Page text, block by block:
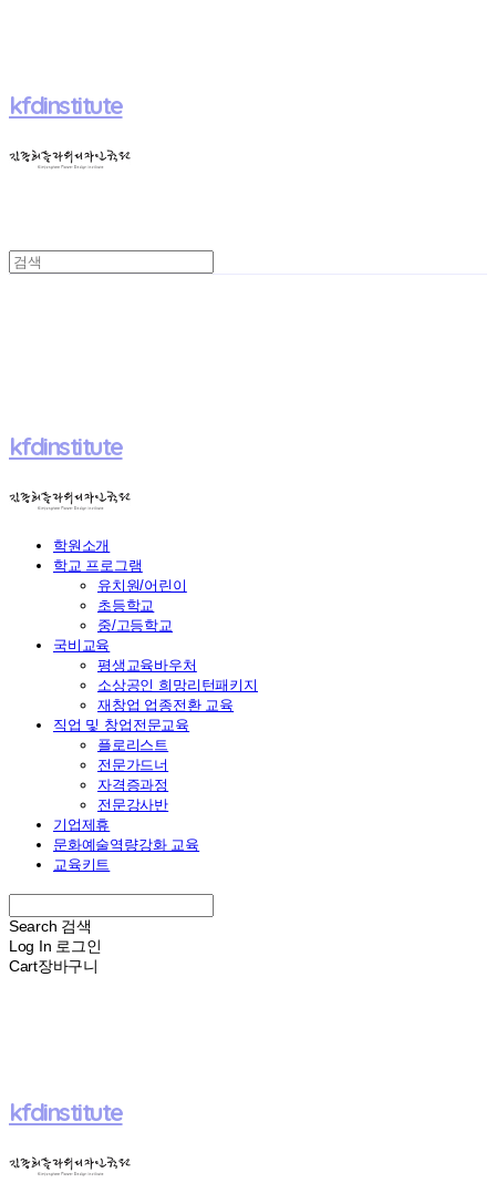
kfdinstitute
kfdinstitute
학원소개
학교 프로그램
유치원/어린이
초등학교
중/고등학교
국비교육
평생교육바우처
소상공인 희망리턴패키지
재창업 업종전환 교육
직업 및 창업전문교육
플로리스트
전문가드너
자격증과정
전문강사반
기업제휴
문화예술역량강화 교육
교육키트
Search 검색
Log In 로그인
Cart장바구니
kfdinstitute